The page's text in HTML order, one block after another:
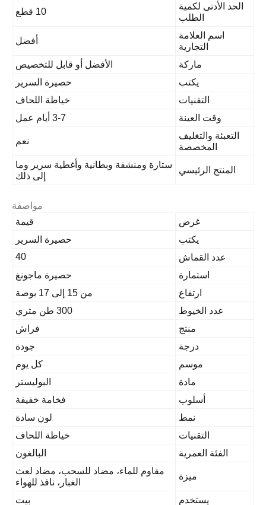
الحد الأدنى لكمية
الطلب
اسم العلامة
التجارية
أفضل
ماركة
الأفضل أو قابل للتخصيص
يكتب
حصيرة السرير
التقنيات
خياطة اللحاف
وقت العينة
التعبئة والتغليف
المخصصة
المنتج الرئيسي
ستارة ومنشفة وبطانية وأغطية سرير وما
إلى ذلك
مواصفة
غرض
يكتب
حصيرة السرير
عدد القماش
استمارة
حصيرة ماجونغ
ارتفاع
عدد الخيوط
فراش
درجة
جودة
موسم
كل يوم
البوليستر
أسلوب
فخامة خفيفة
لون سادة
التقنيات
خياطة اللحاف
الفئة العمرية
البالغون
مقاوم للماء، مضاد للسحب، مضاد لعث
الغبار، نافذ للهواء
يستخدم